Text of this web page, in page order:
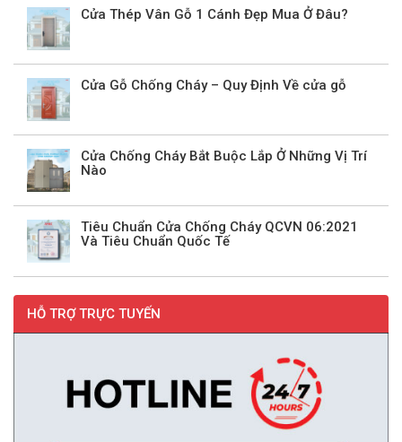
Cửa Thép Vân Gỗ 1 Cánh Đẹp Mua Ở Đâu?
Cửa Gỗ Chống Cháy – Quy Định Về cửa gỗ
Cửa Chống Cháy Bắt Buộc Lắp Ở Những Vị Trí
Nào
Tiêu Chuẩn Cửa Chống Cháy QCVN 06:2021
Và Tiêu Chuẩn Quốc Tế
HỖ TRỢ TRỰC TUYẾN